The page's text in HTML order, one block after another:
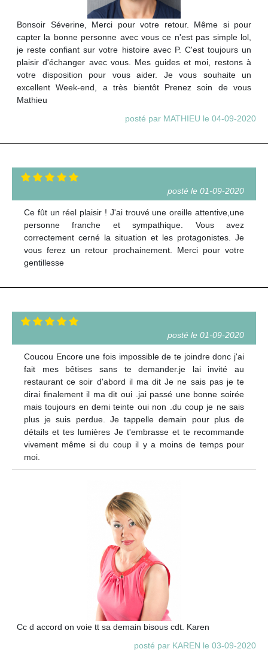
Bonsoir Séverine, Merci pour votre retour. Même si pour
capter la bonne personne avec vous ce n'est pas simple lol,
je reste confiant sur votre histoire avec P. C'est toujours un
plaisir d'échanger avec vous. Mes guides et moi, restons à
votre disposition pour vous aider. Je vous souhaite un
excellent Week-end, a très bientôt Prenez soin de vous
Mathieu
posté par MATHIEU le 04-09-2020
posté le 01-09-2020
Ce fût un réel plaisir ! J'ai trouvé une oreille attentive,une
personne franche et sympathique. Vous avez
correctement cerné la situation et les protagonistes. Je
vous ferez un retour prochainement. Merci pour votre
gentillesse
posté le 01-09-2020
Coucou Encore une fois impossible de te joindre donc j'ai
fait mes bêtises sans te demander.je lai invité au
restaurant ce soir d'abord il ma dit Je ne sais pas je te
dirai finalement il ma dit oui .jai passé une bonne soirée
mais toujours en demi teinte oui non .du coup je ne sais
plus je suis perdue. Je tappelle demain pour plus de
détails et tes lumières Je t'embrasse et te recommande
vivement même si du coup il y a moins de temps pour
moi.
Cc d accord on voie tt sa demain bisous cdt. Karen
posté par KAREN le 03-09-2020